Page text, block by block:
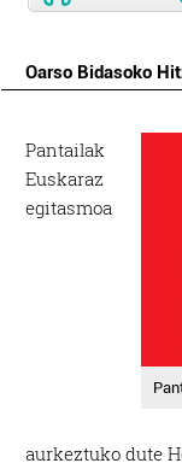
Oarso Bidasoko
Pantailak
Euskaraz
egitasmoa
aurkeztuko dute